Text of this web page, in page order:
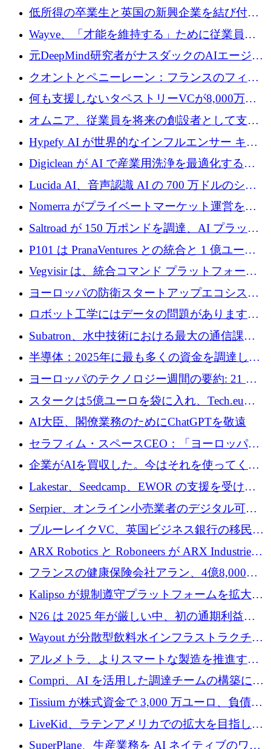
大に 1,600 万ユーロを調達
低所得の卒業生と英国の新興企業を結び付け
るためにCommon Pathを開始
Wayve、「才能を維持する」ために従業員に
8,500万ドルの株式公開買い付けを実施
元DeepMind研究者がナスダックのAIエージェ
ントを拡張するためにCreandumの資金調達で
記録を獲得
クオントとペニーレーン：フランスのフィン
テックの友人と敵
何も支援しないタペストリーVCが8,000万ド
ルの資金を調達、ロンドン事務所を開設
オムニア、従業員を将来の創設者として支援
するために Firedrop でファンドを立ち上げる
Hypefy AI が世界的なインフルエンサー キャ
ンペーンを自動化するためにシリーズ A で
720 万ドルを調達
Digiclean が AI で産業用洗浄を最適化するた
めに 250 万ユーロを調達
Lucida AI、音声認識 AI の 700 万ドルのシー
ドラウンドを終了
Nomerra がプライベートマーケット運営を自
動化するために 200 万ドルを調達
Saltroad が 150 万ポンドを調達、AI プラット
フォーム Ogma を買収して子ども向け言語療
法を拡大
P101 は PranaVentures との統合と 1 億ユーロ
のファンドによりシード投資に拡大
Vegvisir は、統合コマンド プラットフォーム
を通じて関連する無人システムを接続するた
めの資金を調達します
ヨーロッパの防衛スタートアップエコシステ
ムとなったハッカソン
ロボット工学にはデータの問題があります。
Macrodata Labs はそれを解決したいと考えて
Subatron、水中技術における最大の通信課題
の 1 つに取り組むために 16 万 2,000 ユーロを
半導体：2025年に最も多くの資金を調達した
10社
ヨーロッパのテクノロジー週間の要約: 21 億
ユーロの取引と Tech.eu Funding Explorer
スタークは5億ユーロを袋に入れ、Tech.eu
Funding Explorerの立ち上げ、そしてルクセン
ブルクの大きな野望
AI大臣、閣僚業務のためにChatGPTを敬遠
セラフィム・スペースCEO：「ヨーロッパは
追いつきつつある」
企業がAIを買収した。今はそれを使ってくれ
る人々が必要です
Lakestar、Seedcamp、EWOR の支援を受け、
SE3 が自律システム用の空間 AI プラットフォ
ームを発表
Serpier、オンライン小売業者のデジタル可視
性向上を支援するために 140 万ユーロを調達
ブルーレイクVC、英国ビジネス銀行の移民主
導スタートアップ支援で初のファンド獲得に
ARX Robotics と Roboneers が ARX Industries
を設立し、無人地上車両の生産を拡大
フランスの健康保険会社アラン、4億8,000万
ユーロの資金調達ラウンドで合意
Kalipso が規制遵守プラットフォームを拡大す
るために 320 万ドルを調達
N26 は 2025 年が厳しい中、初の通期利益を
達成
Wayout が分散型飲料水インフラストラクチャ
プラットフォームを拡張するために 242 万ユ
ーロを調達
アルメトラ、よりスマートな製造を推進する
ためにシリーズ A で 1,630 万ユーロを確保
Compri、AI を活用した調達チームの構築に
320 万ユーロを確保
Tissium が株式資金で 3,000 万ユーロ、負債で
3,000 万ユーロを調達
LiveKid、ラテンアメリカでの拡大を目指して
Aldea を買収
SuperPlane、生産業務を AI ネイティブのワー